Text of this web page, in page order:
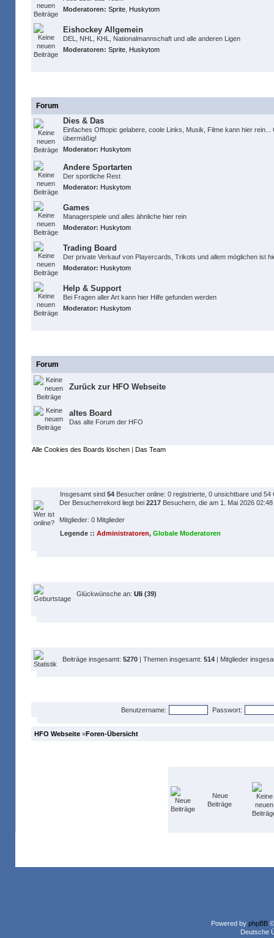
Moderatoren: Sprite Huskytom
Eishockey Allgemein
DEL, NHL, KHL, Nationalmannschaft und alle anderen Ligen
Moderatoren: Sprite Huskytom
Forum
Dies & Das
Einfaches Offtopic gelabere, coole Links, Musik, Filme kann hier
übermäßig!
Moderator: Huskytom
Andere Sportarten
Der sportliche Rest
Moderator: Huskytom
Games
Managerspiele und alles ähnliche hier rein
Moderator: Huskytom
Trading Board
Der private Verkauf von Playercards, Trikots und allem möglichen ist
Moderator: Huskytom
Help & Support
Bei Fragen aller Art kann hier Hilfe gefunden werden
Moderator: Huskytom
Forum
Zurück zur HFO Webseite
altes Board
Das alte Forum der HFO
Alle Cookies des Boards löschen | Das Team
Insgesamt sind 54 Besucher online: 0 registrierte, 0 unsichtbare und
Der Besucherrekord liegt bei 2217 Besuchern, die am 1. Mai 2026
Mitglieder: 0 Mitglieder
Legende :: Administratoren, Globale Moderatoren
Glückwünsche an: Uli (39)
Beiträge insgesamt: 5270 | Themen insgesamt: 514 | Mitglieder
Benutzername: Passwort:
HFO Webseite »Foren-Übersicht
Neue
Beiträge
Powered by phpBB
Deutsche